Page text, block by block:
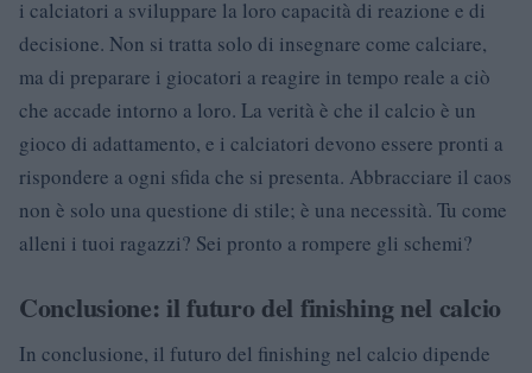
i calciatori a sviluppare la loro capacità di reazione e di
decisione. Non si tratta solo di insegnare come calciare,
ma di preparare i giocatori a reagire in tempo reale a ciò
che accade intorno a loro. La verità è che il calcio è un
gioco di adattamento, e i calciatori devono essere pronti a
rispondere a ogni sfida che si presenta. Abbracciare il caos
non è solo una questione di stile; è una necessità. Tu come
alleni i tuoi ragazzi? Sei pronto a rompere gli schemi?
Conclusione: il futuro del finishing nel calcio
In conclusione, il futuro del finishing nel calcio dipende